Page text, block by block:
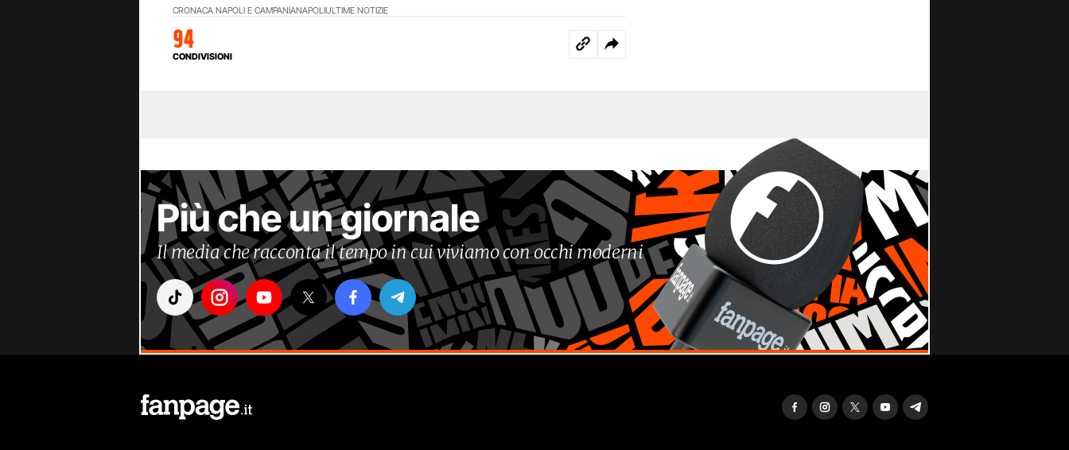
CRONACA NAPOLI E CAMPANIANAPOLIULTIME NOTIZIE
94
CONDIVISIONI
Più che un giornale
Il media che racconta il tempo in cui viviamo con occhi moderni